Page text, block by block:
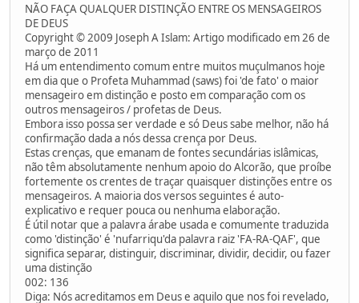
NÃO FAÇA QUALQUER DISTINÇÃO ENTRE OS MENSAGEIROS
DE DEUS
Copyright © 2009 Joseph A Islam: Artigo modificado em 26 de
março de 2011
Há um entendimento comum entre muitos muçulmanos hoje
em dia que o Profeta Muhammad (saws) foi 'de fato' o maior
mensageiro em distinção e posto em comparação com os
outros mensageiros / profetas de Deus.
Embora isso possa ser verdade e só Deus sabe melhor, não há
confirmação dada a nós dessa crença por Deus.
Estas crenças, que emanam de fontes secundárias islâmicas,
não têm absolutamente nenhum apoio do Alcorão, que proíbe
fortemente os crentes de traçar quaisquer distinções entre os
mensageiros. A maioria dos versos seguintes é auto-
explicativo e requer pouca ou nenhuma elaboração.
É útil notar que a palavra árabe usada e comumente traduzida
como 'distinção' é 'nufarriqu'da palavra raiz 'FA-RA-QAF', que
significa separar, distinguir, discriminar, dividir, decidir, ou fazer
uma distinção
002: 136
Diga: Nós acreditamos em Deus e aquilo que nos foi revelado,